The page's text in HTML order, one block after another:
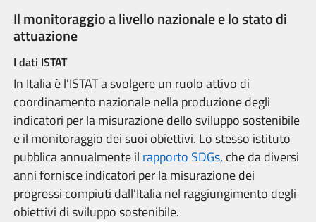
Il monitoraggio a livello nazionale e lo stato di
attuazione
I dati ISTAT
In Italia è l'ISTAT a svolgere un ruolo attivo di
coordinamento nazionale nella produzione degli
indicatori per la misurazione dello sviluppo sostenibile
e il monitoraggio dei suoi obiettivi. Lo stesso istituto
pubblica annualmente il rapporto SDGs, che da diversi
anni fornisce indicatori per la misurazione dei
progressi compiuti dall'Italia nel raggiungimento degli
obiettivi di sviluppo sostenibile.